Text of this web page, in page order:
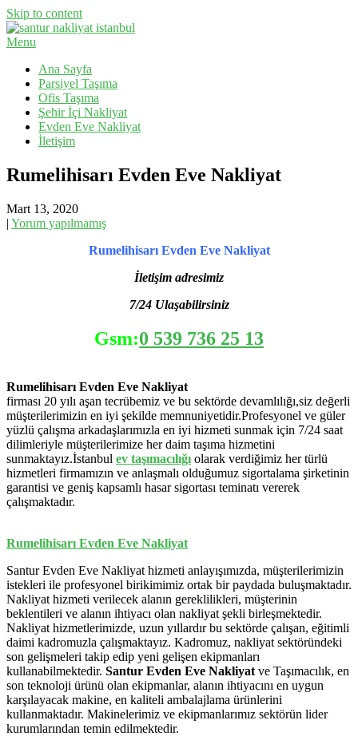
Skip to content
Santur Nakliyat
Menu
Ana Sayfa
Parsiyel Taşıma
Ofis Taşıma
Şehir İçi Nakliyat
Evden Eve Nakliyat
İletişim
Rumelihisarı Evden Eve Nakliyat
Mart 13, 2020
| Yorum yapılmamış
Rumelihisarı Evden Eve Nakliyat
İletişim adresimiz
7/24 Ulaşabilirsiniz
Gsm:0 539 736 25 13
Rumelihisarı Evden Eve Nakliyat
firması 20 yılı aşan tecrübemiz ve bu sektörde devamlılığı,siz değerli
müşterilerimizin en iyi şekilde memnuniyetidir.Profesyonel ve güler
yüzlü çalışma arkadaşlarımızla en iyi hizmeti sunmak için 7/24 saat
dilimleriyle müşterilerimize her daim taşıma hizmetini
sunmaktayız.İstanbul ev taşımacılığı olarak verdiğimiz her türlü
hizmetleri firmamızın ve anlaşmalı olduğumuz sigortalama şirketinin
garantisi ve geniş kapsamlı hasar sigortası teminatı vererek
çalışmaktadır.
Rumelihisarı Evden Eve Nakliyat
Santur Evden Eve Nakliyat hizmeti anlayışımızda, müşterilerimizin
istekleri ile profesyonel birikimimiz ortak bir paydada buluşmaktadır.
Nakliyat hizmeti verilecek alanın gereklilikleri, müşterinin
beklentileri ve alanın ihtiyacı olan nakliyat şekli birleşmektedir.
Nakliyat hizmetlerimizde, uzun yıllardır bu sektörde çalışan, eğitimli
daimi kadromuzla çalışmaktayız. Kadromuz, nakliyat sektöründeki
son gelişmeleri takip edip yeni gelişen ekipmanları
kullanabilmektedir. Santur Evden Eve Nakliyat ve Taşımacılık, en
son teknoloji ürünü olan ekipmanlar, alanın ihtiyacını en uygun
karşılayacak makine, en kaliteli ambalajlama ürünlerini
kullanmaktadır. Makinelerimiz ve ekipmanlarımız sektörün lider
kurumlarından temin edilmektedir.